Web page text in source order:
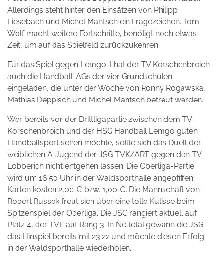
Allerdings steht hinter den Einsätzen von Philipp
Liesebach und Michel Mantsch ein Fragezeichen. Tom
Wolf macht weitere Fortschritte, benötigt noch etwas
Zeit, um auf das Spielfeld zurückzukehren.
Für das Spiel gegen Lemgo II hat der TV Korschenbroich
auch die Handball-AGs der vier Grundschulen
eingeladen, die unter der Woche von Ronny Rogawska,
Mathias Deppisch und Michel Mantsch betreut werden.
Wer bereits vor der Drittligapartie zwischen dem TV
Korschenbroich und der HSG Handball Lemgo guten
Handballsport sehen möchte, sollte sich das Duell der
weiblichen A-Jugend der JSG TVK/ART gegen den TV
Lobberich nicht entgehen lassen. Die Oberliga-Partie
wird um 16.50 Uhr in der Waldsporthalle angepfiffen.
Karten kosten 2,00 € bzw. 1,00 €. Die Mannschaft von
Robert Russek freut sich über eine tolle Kulisse beim
Spitzenspiel der Oberliga. Die JSG rangiert aktuell auf
Platz 4, der TVL auf Rang 3. In Nettetal gewann die JSG
das Hinspiel bereits mit 23:22 und möchte diesen Erfolg
in der Waldsporthalle wiederholen.